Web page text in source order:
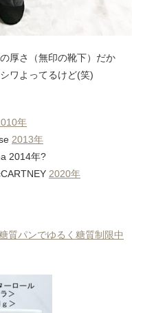
厚さ（無印の靴下）だか
ワよってるけど(笑)
年
2013年
2014年?
2020年
質パンでゆるく糖質制限中